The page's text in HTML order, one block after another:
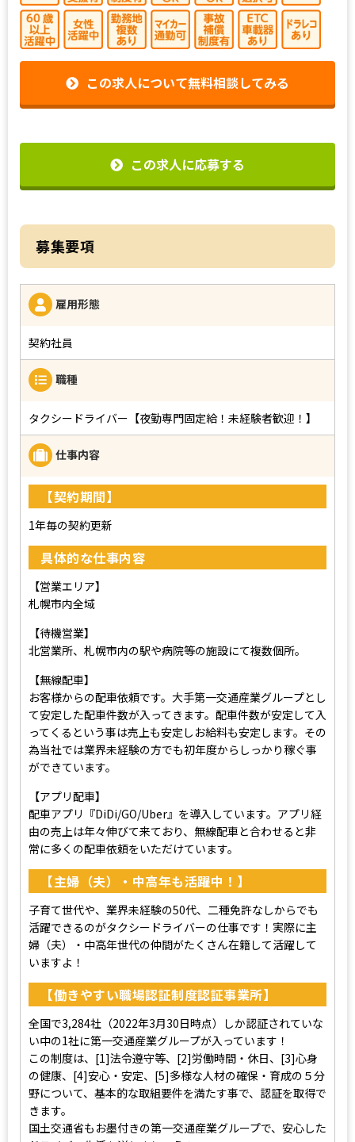
この求人について無料相談してみる
この求人に応募する
募集要項
雇用形態
契約社員
職種
タクシードライバー【夜勤専門固定給！未経験者歓迎！】
仕事内容
【契約期間】
1年毎の契約更新
具体的な仕事内容
【営業エリア】
札幌市内全域
【待機営業】
北営業所、札幌市内の駅や病院等の施設にて複数個所。
【無線配車】
お客様からの配車依頼です。大手第一交通産業グループとし
て安定した配車件数が入ってきます。配車件数が安定して入
ってくるという事は売上も安定しお給料も安定します。その
為当社では業界未経験の方でも初年度からしっかり稼ぐ事
ができています。
【アプリ配車】
配車アプリ『DiDi/GO/Uber』を導入しています。アプリ経
由の売上は年々伸びて来ており、無線配車と合わせると非
常に多くの配車依頼をいただけています。
【主婦（夫）・中高年も活躍中！】
子育て世代や、業界未経験の50代、二種免許なしからでも
活躍できるのがタクシードライバーの仕事です！実際に主
婦（夫）・中高年世代の仲間がたくさん在籍して活躍して
いますよ！
【働きやすい職場認証制度認証事業所】
全国で3,284社（2022年3月30日時点）しか認証されていな
い中の1社に第一交通産業グループが入っています！
この制度は、[1]法令遵守等、[2]労働時間・休日、[3]心身
の健康、[4]安心・安定、[5]多様な人材の確保・育成の５分
野について、基本的な取組要件を満たす事で、認証を取得で
きます。
国土交通省もお墨付きの第一交通産業グループで、安心した